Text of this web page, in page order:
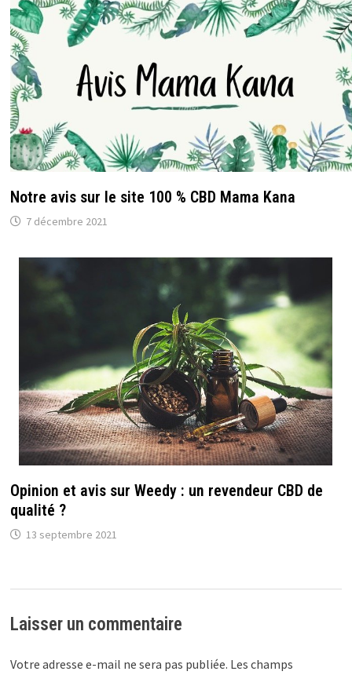
Notre avis sur le site 100 % CBD Mama Kana
7 décembre 2021
Opinion et avis sur Weedy : un revendeur CBD de
qualité ?
13 septembre 2021
Laisser un commentaire
Votre adresse e-mail ne sera pas publiée. Les champs